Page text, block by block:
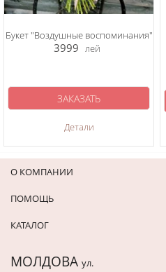
Букет "Воздушные воспоминания"
3999 лей
Детали
ЗАКАЗАТЬ
О КОМПАНИИ
ПОМОЩЬ
КАТАЛОГ
МОЛДОВА ул.